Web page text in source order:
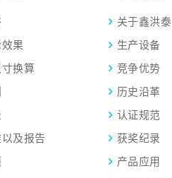
果
换算
及报告
关于鑫洪泰
生产设备
竞争优势
历史沿革
认证规范
获奖纪录
产品应用